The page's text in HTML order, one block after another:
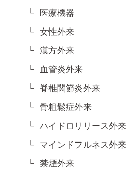
医療機器
女性外来
漢方外来
血管炎外来
脊椎関節炎外来
骨粗鬆症外来
ハイドロリリース外来
マインドフルネス外来
禁煙外来